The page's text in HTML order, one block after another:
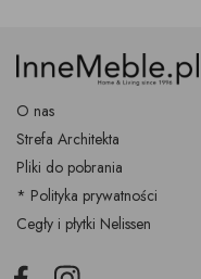
O nas
Strefa Architekta
Pliki do pobrania
* Polityka prywatności
Cegły i płytki Nelissen